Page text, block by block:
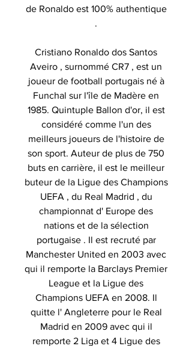
de Ronaldo est 100% authentique
.
Cristiano Ronaldo dos Santos
Aveiro , surnommé CR7 , est un
joueur de football portugais né à
Funchal sur l'île de Madère en
1985. Quintuple Ballon d'or, il est
considéré comme l'un des
meilleurs joueurs de l'histoire de
son sport. Auteur de plus de 750
buts en carrière, il est le meilleur
buteur de la Ligue des Champions
UEFA , du Real Madrid , du
championnat d' Europe des
nations et de la sélection
portugaise . Il est recruté par
Manchester United en 2003 avec
qui il remporte la Barclays Premier
League et la Ligue des
Champions UEFA en 2008. Il
quitte l' Angleterre pour le Real
Madrid en 2009 avec qui il
remporte 2 Liga et 4 Ligue des